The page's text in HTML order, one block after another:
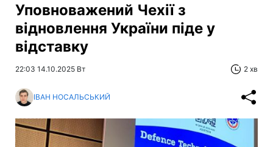
Уповноважений Чехії з
відновлення України піде у
відставку
22:03 14.10.2025 Вт 2 хв
ІВАН НОСАЛЬСЬКИЙ